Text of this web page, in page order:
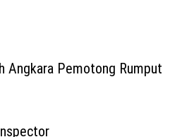
Angkara Pemotong Rumput